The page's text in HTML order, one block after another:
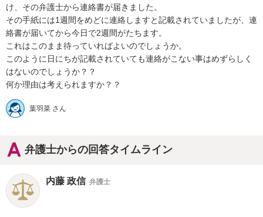
け、その弁護士から連絡書が届きました。
その手紙には1週間をめどに連絡しますと記載されていましたが、連
絡書が届いてから今日で2週間がたちます。
これはこのまま待っていればよいのでしょうか。
このように日にちが記載されていても連絡がこない事はめずらしく
はないのでしょうか？？
何か理由は考えられますか？？
葉羽菜 さん
弁護士からの回答タイムライン
内藤 政信 弁護士